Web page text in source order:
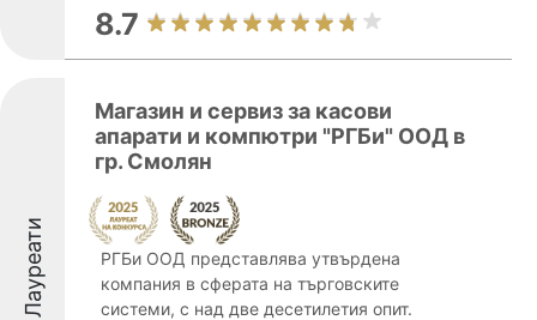
8.7
Лауреати
Магазин и сервиз за касови
апарати и компютри "РГБи" ООД в
гр. Смолян
РГБи ООД представлява утвърдена
компания в сферата на търговските
системи, с над две десетилетия опит.